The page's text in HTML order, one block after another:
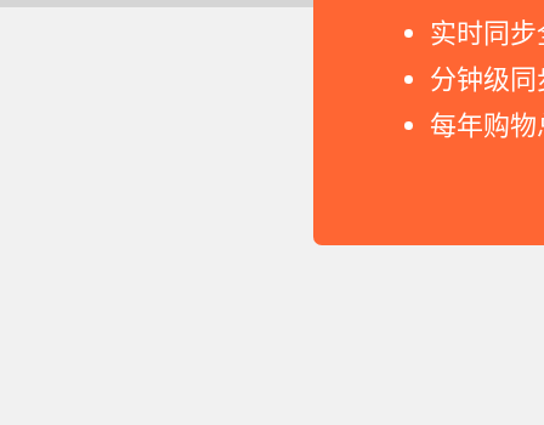
实时同
分钟级
每年购